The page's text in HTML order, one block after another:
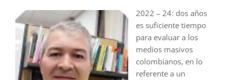
2022 – 24: dos años
es suficiente tiempo
para evaluar a los
medios masivos
colombianos, en lo
referente a un